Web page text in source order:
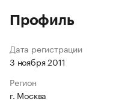
Профиль
Дата регистрации
3 ноября 2011
Регион
г. Москва